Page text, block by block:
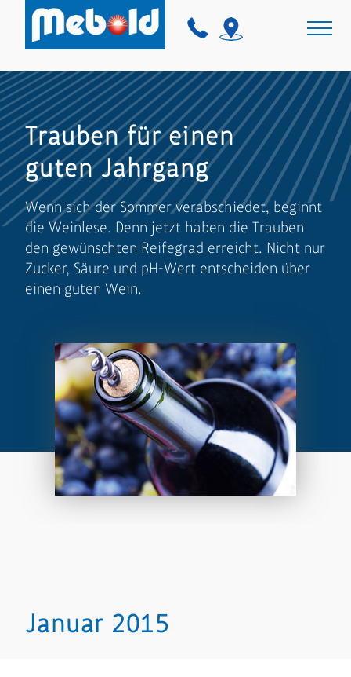
Trauben für einen
guten Jahrgang
Wenn sich der Sommer verabschiedet, beginnt
die Weinlese. Denn jetzt haben die Trauben
den gewünschten Reifegrad erreicht. Nicht nur
Zucker, Säure und pH-Wert entscheiden über
einen guten Wein.
Januar 2015